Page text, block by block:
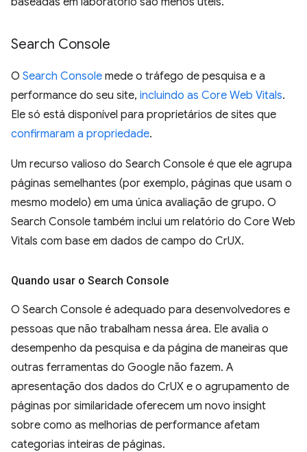
Search Console
O Search Console mede o tráfego de pesquisa e a
performance do seu site, incluindo as Core Web Vitals.
Ele só está disponível para proprietários de sites que
confirmaram a propriedade.
Um recurso valioso do Search Console é que ele agrupa
páginas semelhantes (por exemplo, páginas que usam o
mesmo modelo) em uma única avaliação de grupo. O
Search Console também inclui um relatório do Core Web
Vitals com base em dados de campo do CrUX.
Quando usar o Search Console
O Search Console é adequado para desenvolvedores e
pessoas que não trabalham nessa área. Ele avalia o
desempenho da pesquisa e da página de maneiras que
outras ferramentas do Google não fazem. A
apresentação dos dados do CrUX e o agrupamento de
páginas por similaridade oferecem um novo insight
sobre como as melhorias de performance afetam
categorias inteiras de páginas.